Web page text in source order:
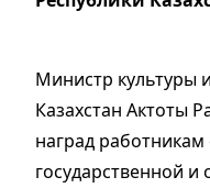
Министр культуры
Казахстан Актоты
наград работникам
государственной